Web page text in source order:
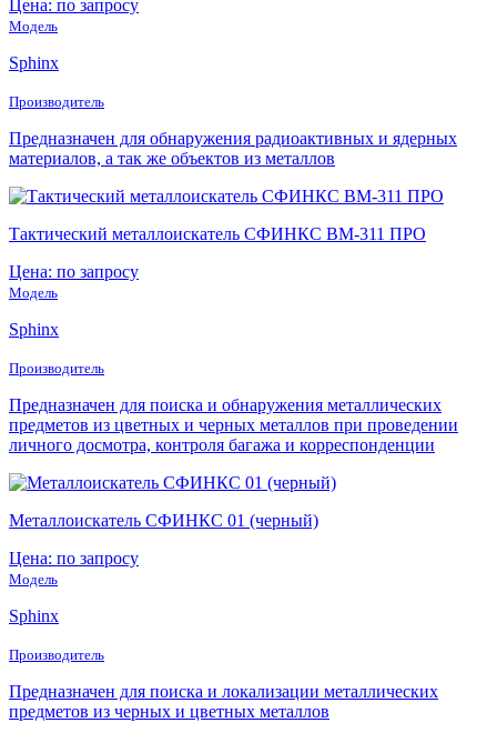
Цена: по запросу
Модель
Sphinx
Производитель
Предназначен для обнаружения радиоактивных и ядерных
материалов, а так же объектов из металлов
Тактический металлоискатель СФИНКС ВМ-311 ПРО
Цена: по запросу
Модель
Sphinx
Производитель
Предназначен для поиска и обнаружения металлических
предметов из цветных и черных металлов при проведении
личного досмотра, контроля багажа и корреспонденции
Металлоискатель СФИНКС 01 (черный)
Цена: по запросу
Модель
Sphinx
Производитель
Предназначен для поиска и локализации металлических
предметов из черных и цветных металлов